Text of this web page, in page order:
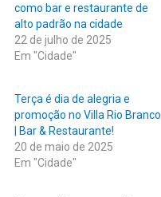
como bar e restaurante de
alto padrão na cidade
22 de julho de 2025
Em "Cidade"
Terça é dia de alegria e
promoção no Villa Rio Branco
| Bar & Restaurante!
20 de maio de 2025
Em "Cidade"